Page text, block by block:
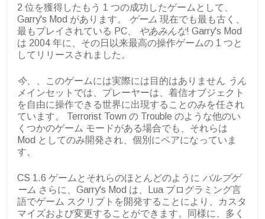
2 位を獲得したもう 1 つの成功したゲームとして、
Garry's Mod があります。 ゲーム 現在でも最も古く、
最もプレイされている PC、 やあみんな! Garry's Mod
は 2004 年に、その日以来最高の操作ゲームの 1 つと
してリリースされました。
今、 、このゲームには実際には目的はありません うん
メインセットでは、プレーヤーは、着信オブジェクト
を自由に操作できる世界に出現することのみを任され
ています。 Terrorist Town の Trouble のような他のい
くつかのゲーム モードがある場合でも、それらは
Mod としてのみ開発され、個別にペアになっていま
す。
CS 1.6 ゲームとそれらのほとんどのように バルブゲ
ーム さらに、Garry's Mod は、Lua プログラミング言
語でゲーム スクリプトを開発することにより、カスタ
マイズおよび変更することができます。同様に、多く